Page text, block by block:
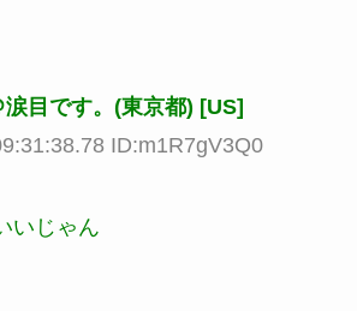
目です。(東京都) [US]
ID:m1R7gV3Q0
いじゃん